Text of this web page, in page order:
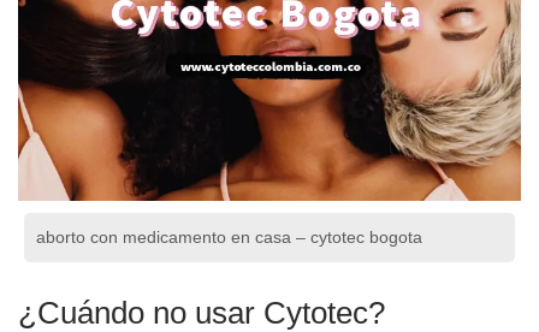
aborto con medicamento en casa – cytotec bogota
¿Cuándo no usar Cytotec?